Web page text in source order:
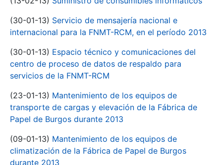
(30-01-13) Servicio de mensajería nacional e
internacional para la FNMT-RCM, en el período 2013
(30-01-13) Espacio técnico y comunicaciones del
centro de proceso de datos de respaldo para
servicios de la FNMT-RCM
(23-01-13) Mantenimiento de los equipos de
transporte de cargas y elevación de la Fábrica de
Papel de Burgos durante 2013
(09-01-13) Mantenimiento de los equipos de
climatización de la Fábrica de Papel de Burgos
durante 2013